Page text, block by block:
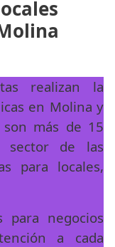
realizan la
en Molina y
más de 15
sector de las
para locales,
para negocios
a cada